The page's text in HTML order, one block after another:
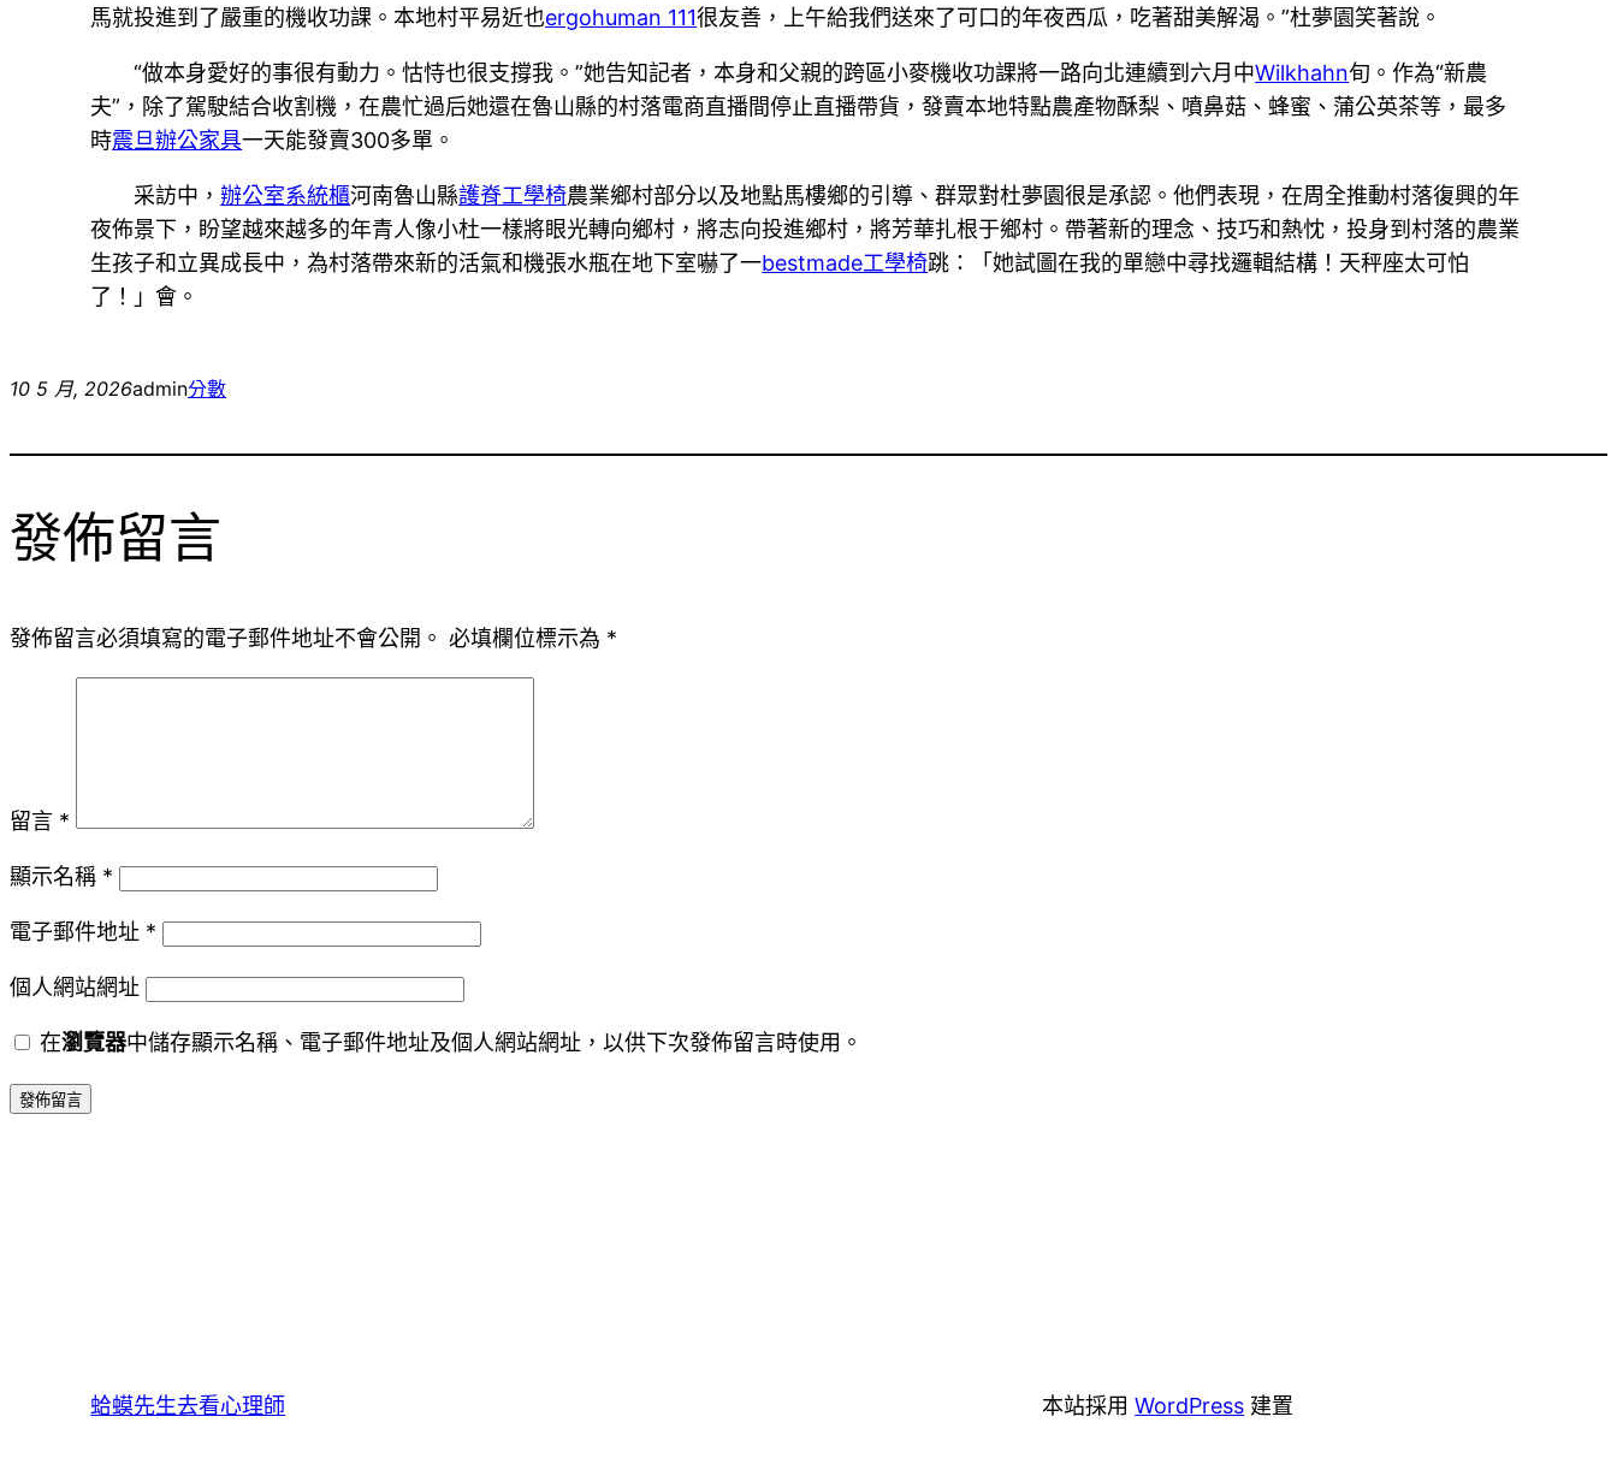
馬就投進到了嚴重的機收功課。本地村平易近也ergohuman 111很友善，上午給我們送來了可口的年夜西瓜，吃著甜美解渴。”杜夢園笑著說。
“做本身愛好的事很有動力。怙恃也很支撐我。”她告知記者，本身和父親的跨區小麥機收功課將一路向北連續到六月中Wilkhahn旬。作為“新農
夫”，除了駕駛結合收割機，在農忙過后她還在魯山縣的村落電商直播間停止直播帶貨，發賣本地特點農產物酥梨、噴鼻菇、蜂蜜、蒲公英茶等，最多
時震旦辦公家具一天能發賣300多單。
采訪中，辦公室系統櫃河南魯山縣護脊工學椅農業鄉村部分以及地點馬樓鄉的引導、群眾對杜夢園很是承認。他們表現，在周全推動村落復興的年
夜佈景下，盼望越來越多的年青人像小杜一樣將眼光轉向鄉村，將志向投進鄉村，將芳華扎根于鄉村。帶著新的理念、技巧和熱忱，投身到村落的農業
生孩子和立異成長中，為村落帶來新的活氣和機張水瓶在地下室嚇了一bestmade工學椅跳：「她試圖在我的單戀中尋找邏輯結構！天秤座太可怕
了！」會。
10 5 月, 2026admin分數
發佈留言
發佈留言必須填寫的電子郵件地址不會公開。 必填欄位標示為 *
留言 *
顯示名稱 *
電子郵件地址 *
個人網站網址
在瀏覽器中儲存顯示名稱、電子郵件地址及個人網站網址，以供下次發佈留言時使用。
蛤蟆先生去看心理師 本站採用WordPress 建置